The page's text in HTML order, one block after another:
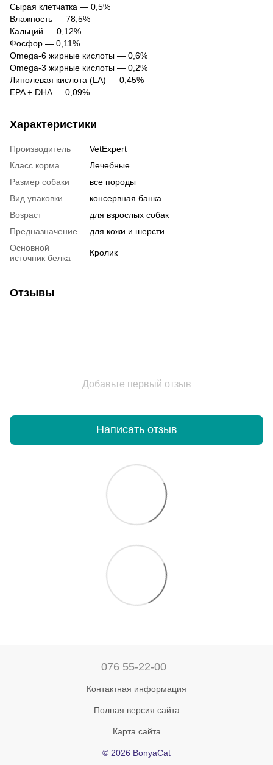
Сырая клетчатка — 0,5%
Влажность — 78,5%
Кальций — 0,12%
Фосфор — 0,11%
Omega-6 жирные кислоты — 0,6%
Omega-3 жирные кислоты — 0,2%
Линолевая кислота (LA) — 0,45%
EPA + DHA — 0,09%
Характеристики
Производитель
VetExpert
Класс корма
Лечебные
Размер собаки
все породы
Вид упаковки
консервная банка
Возраст
для взрослых собак
Предназначение
для кожи и шерсти
Основной
источник белка
Кролик
Отзывы
Добавьте первый отзыв
Написать отзыв
076 55-22-00
Контактная информация
Полная версия сайта
Карта сайта
© 2026 BonyaCat